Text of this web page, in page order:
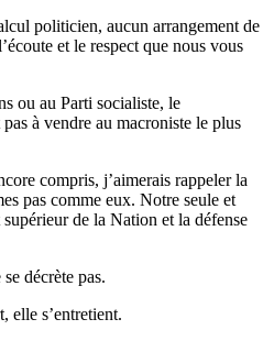
politicien, aucun arrangement de
et le respect que nous vous
ou au Parti socialiste, le
à vendre au macroniste le plus
compris, j’aimerais rappeler la
pas comme eux. Notre seule et
de la Nation et la défense
décrète pas.
elle s’entretient.